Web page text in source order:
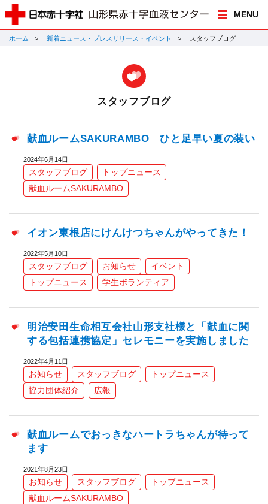
MENU
ホーム 新着ニュース・プレスリリース・イベント スタッフブログ
スタッフブログ
献血ルームSAKURAMBO ひと足早い夏の装い
2024年6月14日
スタッフブログ
トップニュース
献血ルームSAKURAMBO
イオン東根店にけんけつちゃんがやってきた！
2022年5月10日
スタッフブログ お知らせ
イベント
トップニュース
学生ボランティア
明治安田生命相互会社山形支社様と「献血に関
する包括連携協定」セレモニーを実施しました
2022年4月11日
お知らせ スタッフブログ
トップニュース
協力団体紹介
広報
献血ルームでおっきなハートラちゃんが待って
ます
2021年8月23日
お知らせ スタッフブログ
トップニュース
献血ルームSAKURAMBO